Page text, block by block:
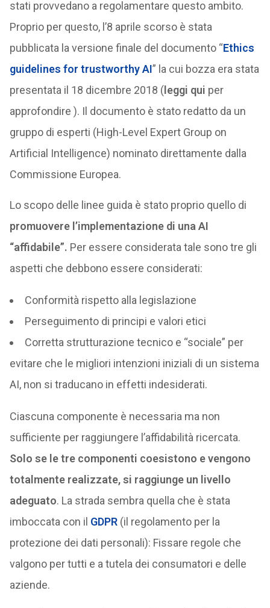
stati provvedano a regolamentare questo ambito.
Proprio per questo, l’8 aprile scorso è stata
pubblicata la versione finale del documento “Ethics
guidelines for trustworthy AI” la cui bozza era stata
presentata il 18 dicembre 2018 (leggi qui per
approfondire ). Il documento è stato redatto da un
gruppo di esperti (High-Level Expert Group on
Artificial Intelligence) nominato direttamente dalla
Commissione Europea.
Lo scopo delle linee guida è stato proprio quello di
promuovere l’implementazione di una AI
“affidabile”. Per essere considerata tale sono tre gli
aspetti che debbono essere considerati:
Conformità rispetto alla legislazione
Perseguimento di principi e valori etici
Corretta strutturazione tecnico e “sociale” per
evitare che le migliori intenzioni iniziali di un sistema
AI, non si traducano in effetti indesiderati.
Ciascuna componente è necessaria ma non
sufficiente per raggiungere l’affidabilità ricercata.
Solo se le tre componenti coesistono e vengono
totalmente realizzate, si raggiunge un livello
adeguato. La strada sembra quella che è stata
imboccata con il GDPR (il regolamento per la
protezione dei dati personali): Fissare regole che
valgono per tutti e a tutela dei consumatori e delle
aziende.